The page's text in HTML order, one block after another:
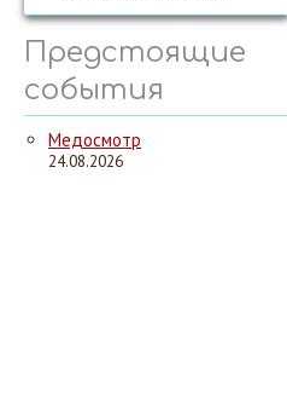
Предстоящие
события
Медосмотр
24.08.2026